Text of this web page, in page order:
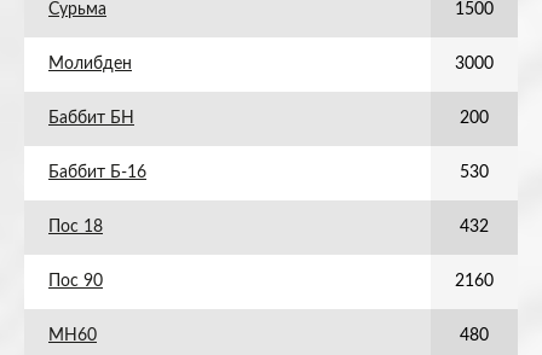
Сурьма 1500
Молибден 3000
Баббит БН 200
Баббит Б-16 530
Пос 18 432
Пос 90 2160
МН60 480